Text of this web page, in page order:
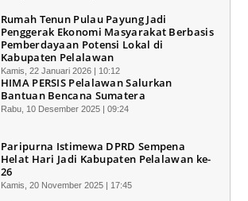
Rumah Tenun Pulau Payung Jadi
Penggerak Ekonomi Masyarakat Berbasis
Pemberdayaan Potensi Lokal di
Kabupaten Pelalawan
Kamis, 22 Januari 2026 | 10:12
HIMA PERSIS Pelalawan Salurkan
Bantuan Bencana Sumatera
Rabu, 10 Desember 2025 | 09:24
Paripurna Istimewa DPRD Sempena
Helat Hari Jadi Kabupaten Pelalawan ke-
26
Kamis, 20 November 2025 | 17:45